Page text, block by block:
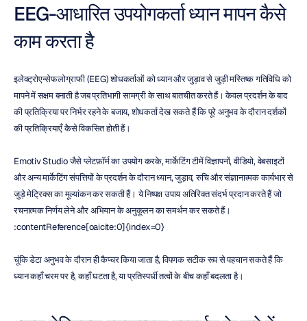
EEG-आधारित उपयोगकर्ता ध्यान मापन कैसे
काम करता है
इलेक्ट्रोएन्सेफलोग्राफी (EEG) शोधकर्ताओं को ध्यान और जुड़ाव से जुड़ी मस्तिष्क गतिविधि को
मापने में सक्षम बनाती है जब प्रतिभागी सामग्री के साथ बातचीत करते हैं। केवल प्रदर्शन के बाद
की प्रतिक्रिया पर निर्भर रहने के बजाय, शोधकर्ता देख सकते हैं कि पूरे अनुभव के दौरान दर्शकों
की प्रतिक्रियाएँ कैसे विकसित होती हैं।
Emotiv Studio जैसे प्लेटफ़ॉर्म का उपयोग करके, मार्केटिंग टीमें विज्ञापनों, वीडियो, वेबसाइटों
और अन्य मार्केटिंग संपत्तियों के प्रदर्शन के दौरान ध्यान, जुड़ाव, रुचि और संज्ञानात्मक कार्यभार से
जुड़े मेट्रिक्स का मूल्यांकन कर सकती हैं। ये निष्पक्ष उपाय अतिरिक्त संदर्भ प्रदान करते हैं जो
रचनात्मक निर्णय लेने और अभियान के अनुकूलन का समर्थन कर सकते हैं।
:contentReference[oaicite:0]{index=0}
चूंकि डेटा अनुभव के दौरान ही कैप्चर किया जाता है, विपणक सटीक रूप से पहचान सकते हैं कि
ध्यान कहाँ चरम पर है, कहाँ घटता है, या प्रतिस्पर्धी तत्वों के बीच कहाँ बदलता है।